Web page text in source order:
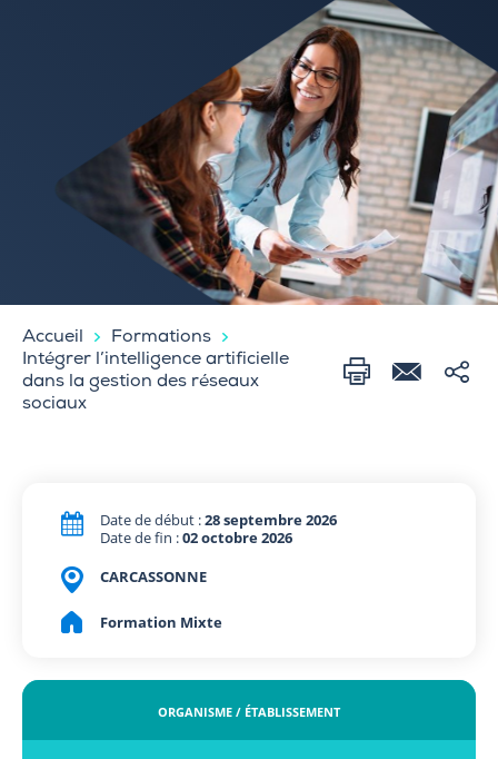
Accueil
Formations
Intégrer l’intelligence artificielle
dans la gestion des réseaux
sociaux
Date de début :28 septembre 2026
Date de fin :02 octobre 2026
CARCASSONNE
Formation Mixte
ORGANISME / ÉTABLISSEMENT